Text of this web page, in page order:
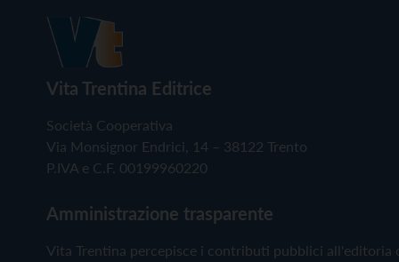
Vita Trentina Editrice
Società Cooperativa
Via Monsignor Endrici, 14 – 38122 Trento
P.IVA e C.F. 00199960220
Amministrazione trasparente
Vita Trentina percepisce i contributi pubblici all'editoria